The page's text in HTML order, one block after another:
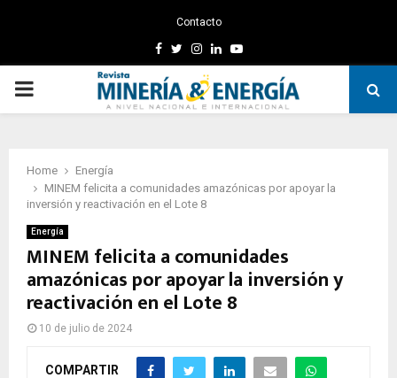
Contacto
Facebook
TwitterInstagram
LinkedinYoutube
PRIMARY
Home
Energía
MINEM felicita a comunidades amazónicas por apoyar la
inversión y reactivación en el Lote 8
Energía
MINEM felicita a comunidades
amazónicas por apoyar la inversión y
reactivación en el Lote 8
10 de julio de 2024
COMPARTIR